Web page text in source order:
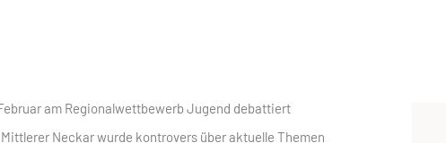
am Regionalwettbewerb Jugend debattiert
Neckar wurde kontrovers über aktuelle Themen